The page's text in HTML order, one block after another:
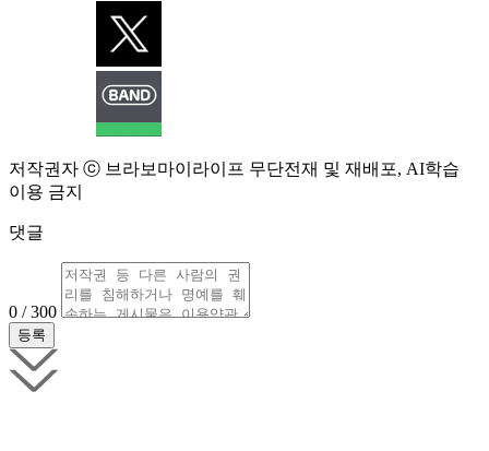
저작권자 ⓒ 브라보마이라이프 무단전재 및 재배포, AI학습
이용 금지
댓글
0 / 300